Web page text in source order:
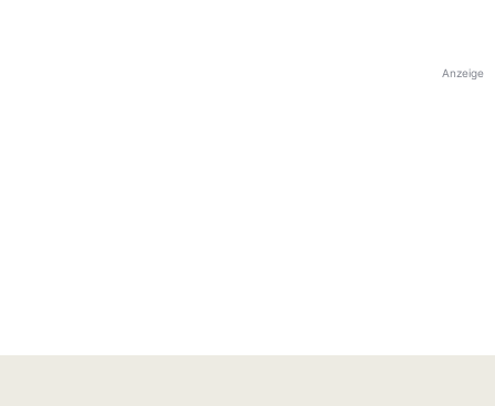
Anzeige